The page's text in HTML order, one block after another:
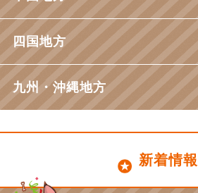
四国地方
九州・沖縄地方
新着情報